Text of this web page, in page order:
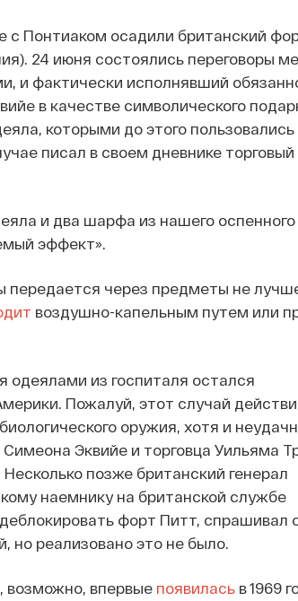
с Понтиаком осадили британский
24 июня состоялись переговоры
и фактически исполнявший
в качестве символического
которыми до этого пользовались
писал в своем дневнике торговый
и два шарфа из нашего оспенного
эффект».
передается через предметы не
воздушно-капельным путем или
одеялами из госпиталя остался
Пожалуй, этот случай
оружия, хотя и
Эквийе и торговца Уильяма
позже британский генерал
наемнику на британской службе
форт Питт, спрашивал
но реализовано это не было.
возможно, впервые появиласьв 1969